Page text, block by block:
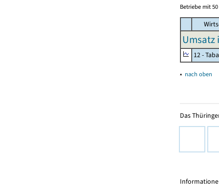
Betriebe mit
Umsatz
12 -
▴ nach oben
Das